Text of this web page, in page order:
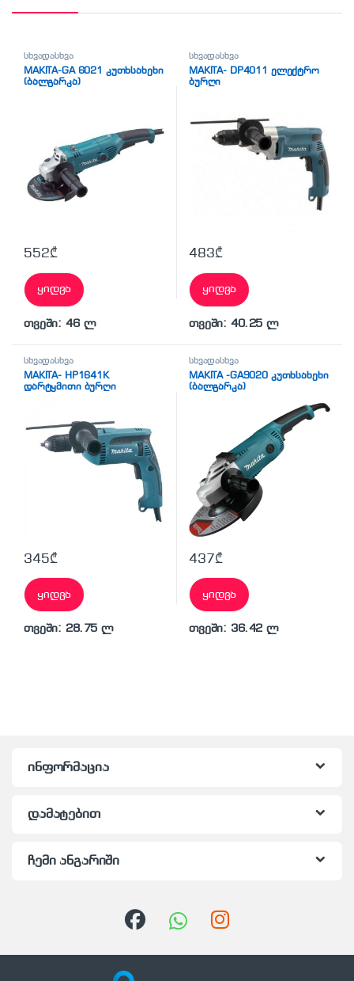
სხვადასხვა
MAKITA-GA 6021 კუთხსახეხი
(ბალგარკა)
552₾
ყიდვა
თვეში: 46 ლ
სხვადასხვა
MAKITA- DP4011 ელექტრო
ბურღი
483₾
ყიდვა
თვეში: 40.25 ლ
სხვადასხვა
MAKITA- HP1641K
დარტყმითი ბურღი
345₾
ყიდვა
თვეში: 28.75 ლ
სხვადასხვა
MAKITA -GA9020 კუთხსახეხი
(ბალგარკა)
437₾
ყიდვა
თვეში: 36.42 ლ
ინფორმაცია
დამატებით
ჩემი ანგარიში